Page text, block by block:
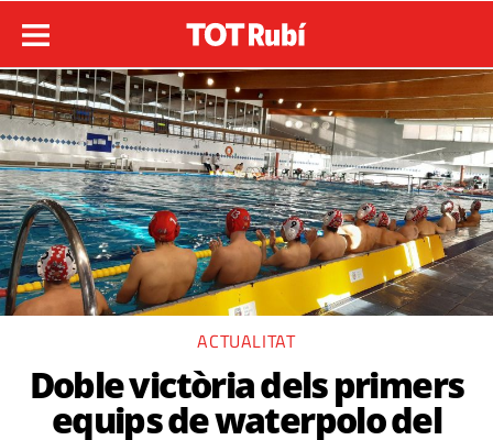
ACTUALITAT
Doble victòria dels primers
equips de waterpolo del